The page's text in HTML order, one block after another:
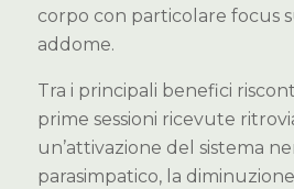
corpo con particolare focus
addome.
Tra i principali benefici
prime sessioni ricevute
un’attivazione del sistema
parasimpatico, la